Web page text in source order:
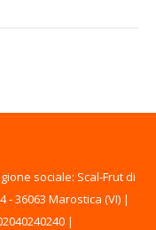
sociale: Scal-Frut di
- 36063 Marostica (VI) |
|